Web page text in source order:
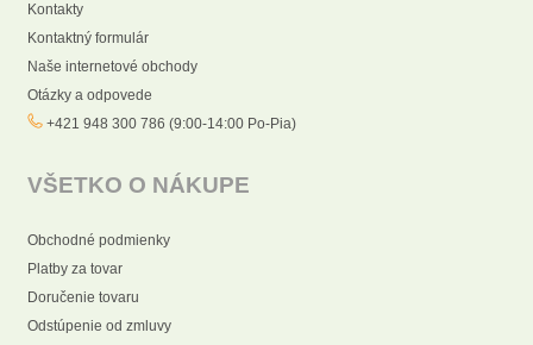
Kontakty
Kontaktný formulár
Naše internetové obchody
Otázky a odpovede
+421 948 300 786 (9:00-14:00 Po-Pia)
VŠETKO O NÁKUPE
Obchodné podmienky
Platby za tovar
Doručenie tovaru
Odstúpenie od zmluvy